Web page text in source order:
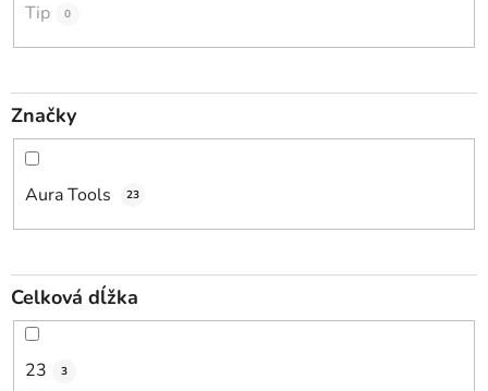
o
Tip 0
Značky
Aura Tools 23
Celková dĺžka
23 3